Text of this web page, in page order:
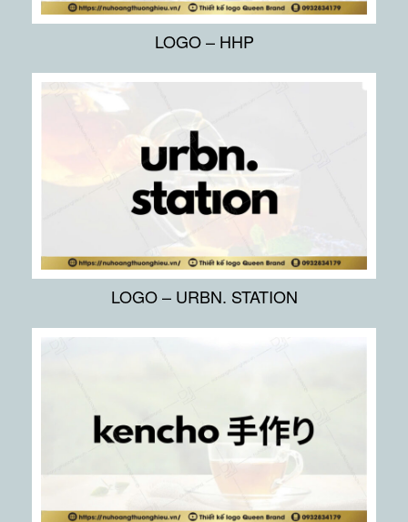
LOGO – HHP
LOGO – URBN. STATION